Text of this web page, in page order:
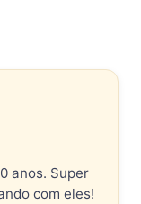
anos. Super
com eles!